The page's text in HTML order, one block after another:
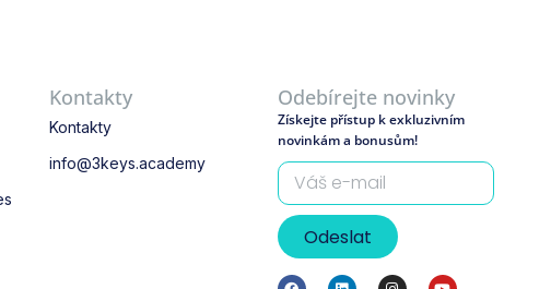
Kontakty
Kontakty
info@3keys.academy
Odebírejte novinky
Získejte přístup k exkluzivním
novinkám a bonusům!
Odeslat